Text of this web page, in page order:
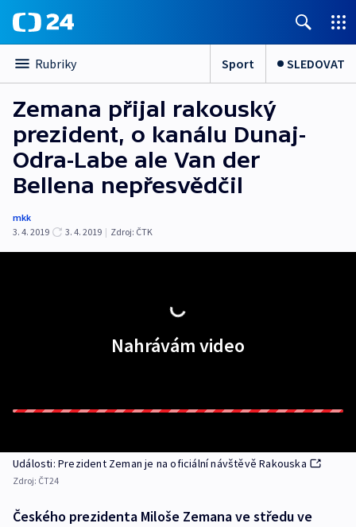
Rubriky Sport SLEDOVAT
Zemana přijal rakouský
prezident, o kanálu Dunaj-
Odra-Labe ale Van der
Bellena nepřesvědčil
mkk
3. 4. 2019
3. 4. 2019 | Zdroj: ČTK
Nahrávám video
Události: Prezident Zeman je na oficiální návštěvě Rakouska
Zdroj: ČT24
Českého prezidenta Miloše Zemana ve středu ve